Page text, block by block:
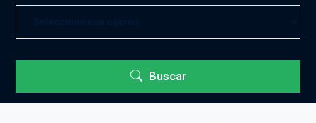
Buscar